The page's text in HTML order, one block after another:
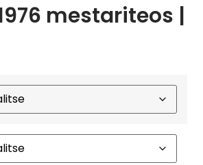
mestariteos |